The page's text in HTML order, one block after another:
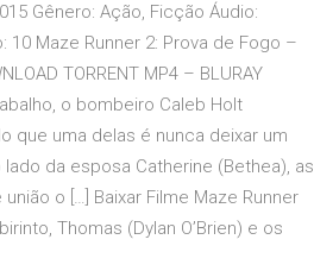
Gênero: Ação, Ficção Áudio:
10 Maze Runner 2: Prova de Fogo –
TORRENT MP4 – BLURAY
o bombeiro Caleb Holt
que uma delas é nunca deixar um
da esposa Catherine (Bethea), as
o […] Baixar Filme Maze Runner
Thomas (Dylan O’Brien) e os